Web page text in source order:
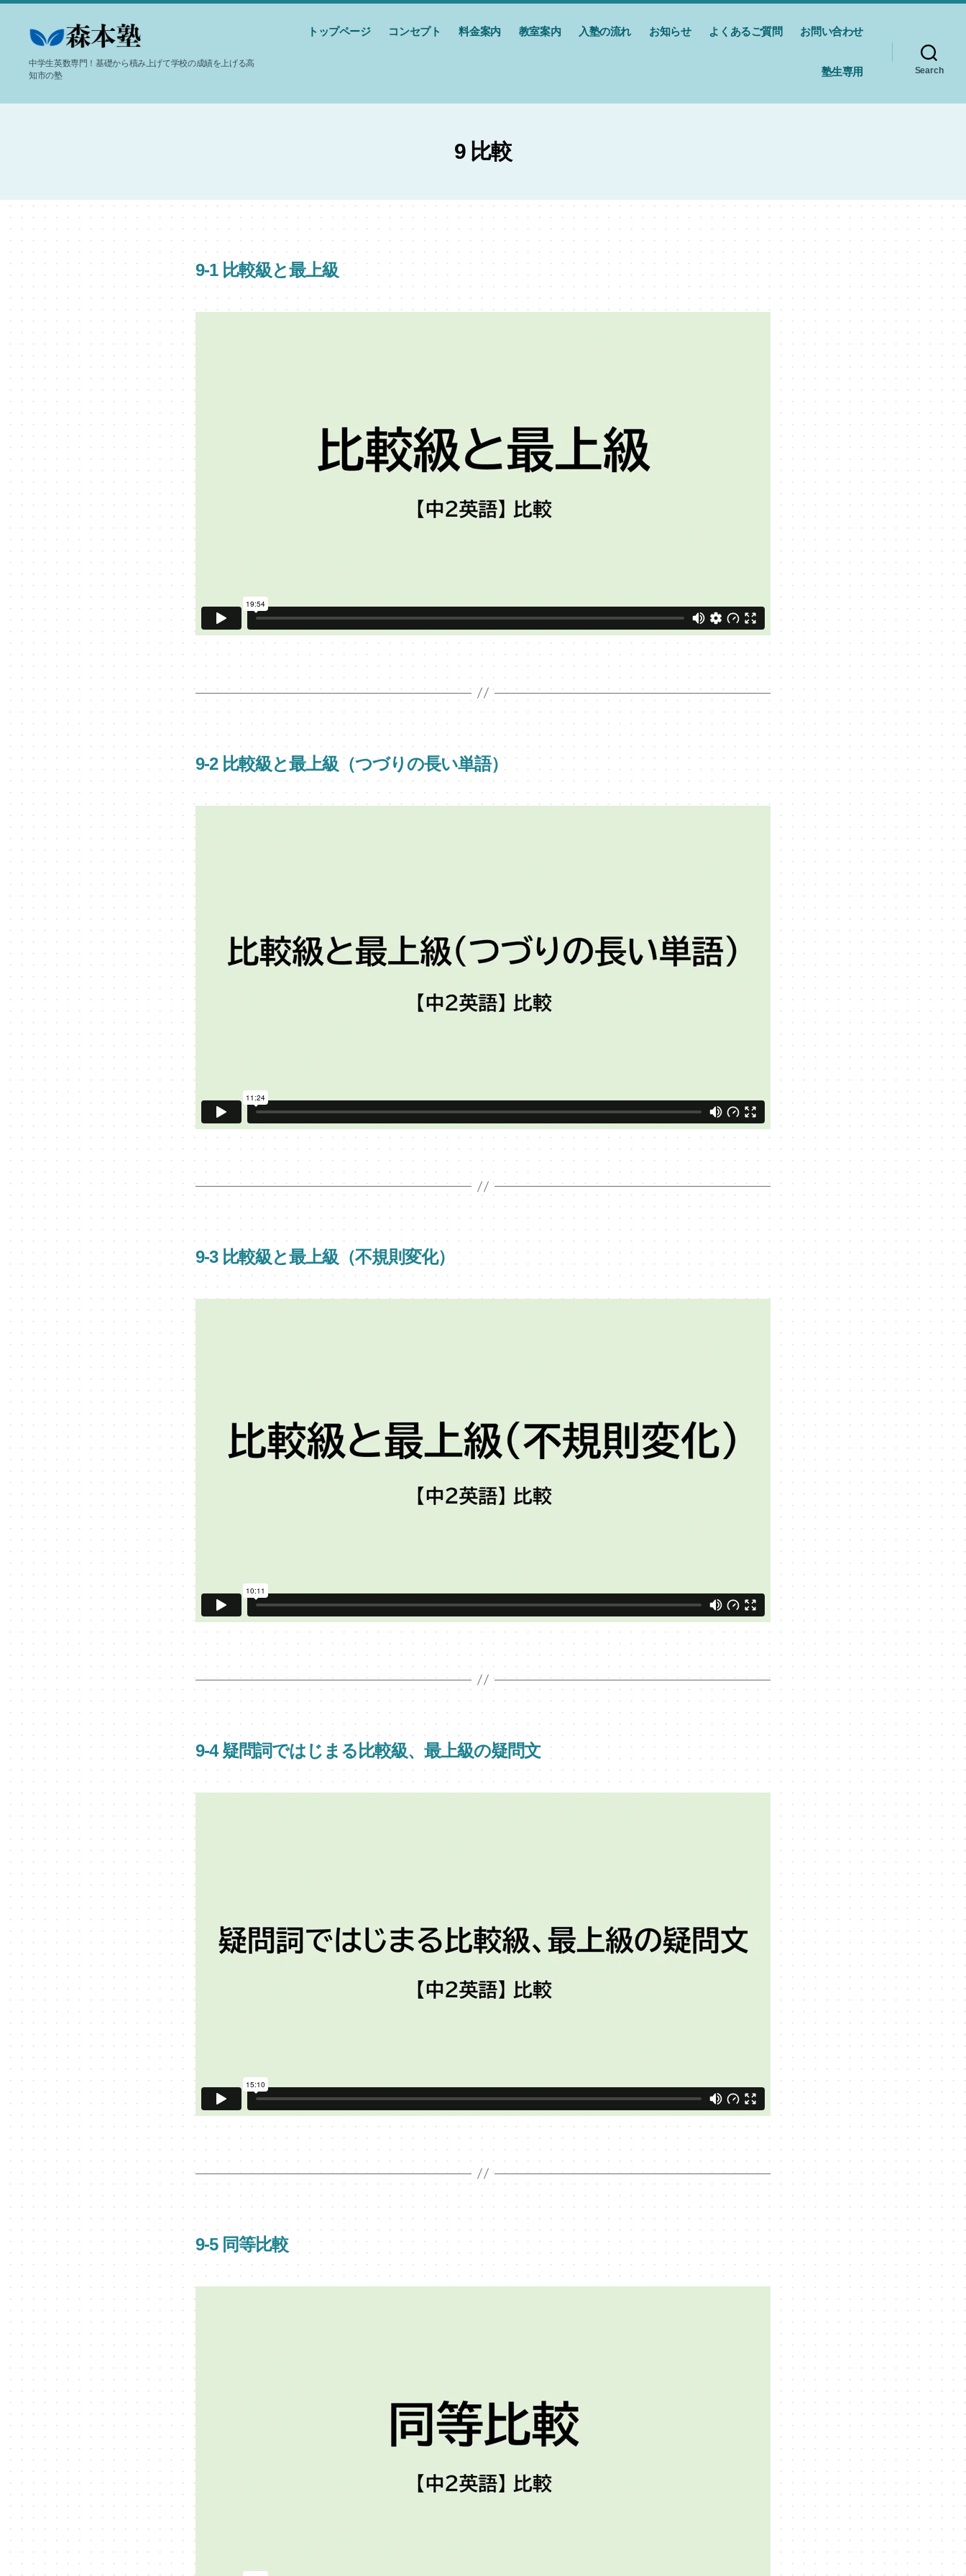
-
高
塾
中学生英数専門！基礎から積み上げて学校の成績を上げる高
知市の塾
トップページ コンセプト 料金案内 教室案内 入塾の流れ お知らせ よくあるご質問 お問い合わせ
塾生専用 Search
9 比較
9-1 比較級と最上級
9-2 比較級と最上級（つづりの長い単語）
9-3 比較級と最上級（不規則変化）
9-4 疑問詞ではじまる比較級、最上級の疑問文
9-5 同等比較